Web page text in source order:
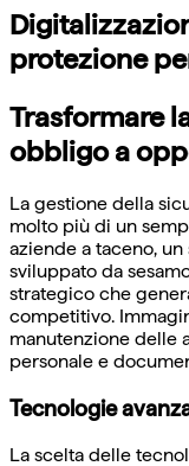
protezione
Trasformare
obbligo a
La gestione della
molto più di un
aziende a taceno,
sviluppato da
strategico che
competitivo.
manutenzione delle
personale e
Tecnologie
La scelta delle